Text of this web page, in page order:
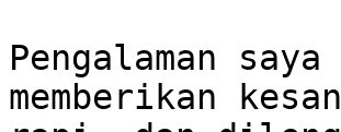
Pengalaman
memberikan